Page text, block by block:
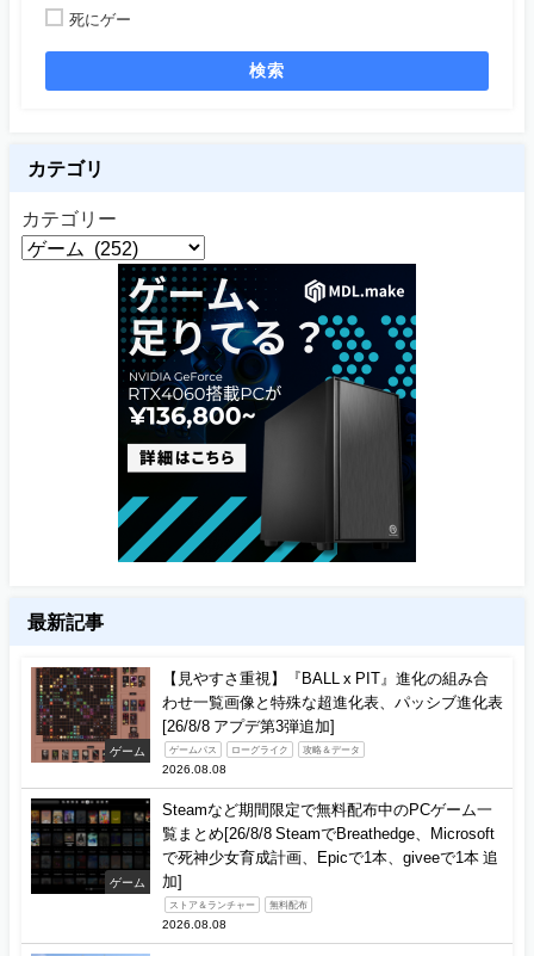
死にゲー
検索
カテゴリ
カテゴリー
最新記事
ゲーム
【見やすさ重視】『BALL x PIT』進化の組み合
わせ一覧画像と特殊な超進化表、パッシブ進化表
[26/8/8 アプデ第3弾追加]
ゲームパス ローグライク 攻略＆データ
2026.08.08
ゲーム
Steamなど期間限定で無料配布中のPCゲーム一
覧まとめ[26/8/8 SteamでBreathedge、Microsoft
で死神少女育成計画、Epicで1本、giveeで1本 追
加]
ストア＆ランチャー 無料配布
2026.08.08